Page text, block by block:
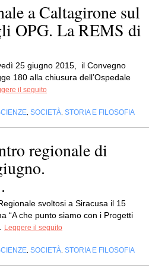
a Caltagirone sul
OPG. La REMS di
25 giugno 2015, il Convegno
180 alla chiusura dell’Ospedale
il seguito
SOCIETÀ STORIA E FILOSOFIA
regionale di
svoltosi a Siracusa il 15
“A che punto siamo con i Progetti
Leggere il seguito
SOCIETÀ STORIA E FILOSOFIA